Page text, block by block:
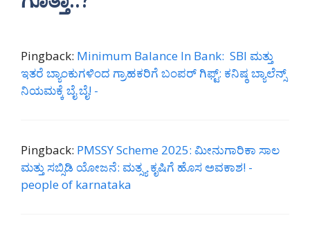
Pingback: Minimum Balance In Bank: SBI ಮತ್ತು
ಇತರೆ ಬ್ಯಾಂಕುಗಳಿಂದ ಗ್ರಾಹಕರಿಗೆ ಬಂಪರ್ ಗಿಫ್ಟ್: ಕನಿಷ್ಠ ಬ್ಯಾಲೆನ್ಸ್
ನಿಯಮಕ್ಕೆ ಬೈ ಬೈ! -
Pingback: PMSSY Scheme 2025: ಮೀನುಗಾರಿಕಾ ಸಾಲ
ಮತ್ತು ಸಬ್ಸಿಡಿ ಯೋಜನೆ: ಮತ್ಸ್ಯ ಕೃಷಿಗೆ ಹೊಸ ಅವಕಾಶ! -
people of karnataka